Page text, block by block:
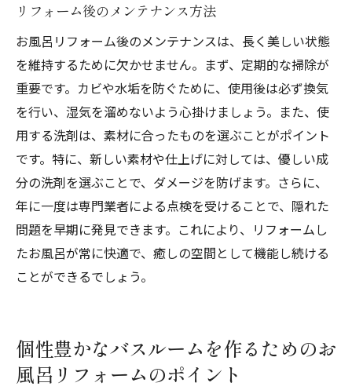
植物を取り入れた自然な空間づくり
アート作品で個性を演出する
季節ごとのデコレーションアイディア
生活スタイルに合わせたバスルームのデザ
イン
小物でアクセントを付けるテクニック
リフォーム後のメンテナンス方法
お風呂リフォーム後のメンテナンスは、長く美しい状態
を維持するために欠かせません。まず、定期的な掃除が
重要です。カビや水垢を防ぐために、使用後は必ず換気
を行い、湿気を溜めないよう心掛けましょう。また、使
用する洗剤は、素材に合ったものを選ぶことがポイント
です。特に、新しい素材や仕上げに対しては、優しい成
分の洗剤を選ぶことで、ダメージを防げます。さらに、
年に一度は専門業者による点検を受けることで、隠れた
問題を早期に発見できます。これにより、リフォームし
たお風呂が常に快適で、癒しの空間として機能し続ける
ことができるでしょう。
個性豊かなバスルームを作るためのお
風呂リフォームのポイント